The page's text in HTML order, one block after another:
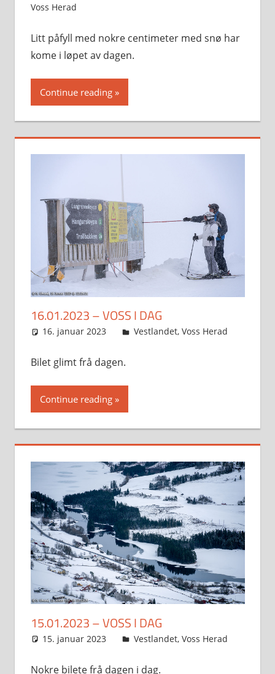
Voss Herad
Litt påfyll med nokre centimeter med snø har
kome i løpet av dagen.
Continue reading
16.01.2023 – VOSS I DAG
16. januar 2023 Svein
Vestlandet, Voss Herad
Bilet glimt frå dagen.
Continue reading
15.01.2023 – VOSS I DAG
15. januar 2023 Svein
Vestlandet, Voss Herad
Nokre bilete frå dagen i dag.